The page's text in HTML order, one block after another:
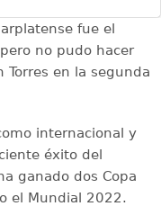
fue el
no pudo hacer
en la segunda
internacional y
éxito del
ganado dos Copa
el Mundial 2022.